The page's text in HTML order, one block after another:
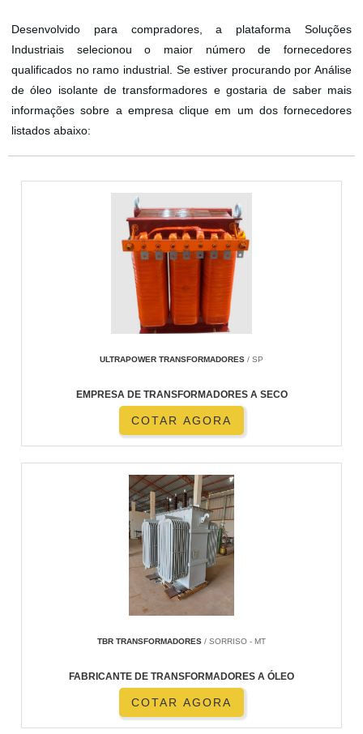
Desenvolvido para compradores, a plataforma Soluções
Industriais selecionou o maior número de fornecedores
qualificados no ramo industrial. Se estiver procurando por Análise
de óleo isolante de transformadores e gostaria de saber mais
informações sobre a empresa clique em um dos fornecedores
listados abaixo:
ULTRAPOWER TRANSFORMADORES / SP
EMPRESA DE TRANSFORMADORES A SECO
COTAR AGORA
TBR TRANSFORMADORES / SORRISO - MT
FABRICANTE DE TRANSFORMADORES A ÓLEO
COTAR AGORA